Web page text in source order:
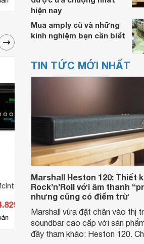
C53
đ
Pre Amply
5
hiện nay
Mua amply cũ và những
kinh nghiệm bạn cần biết
TIN TỨC MỚI NHẤT
Marshall Heston 120: Thiết
Rock’n’Roll với âm thanh
nhưng cũng có điểm trừ
Marshall vừa đặt chân vào thị
soundbar cao cấp với sản
đầy tham khảo: Heston 120.